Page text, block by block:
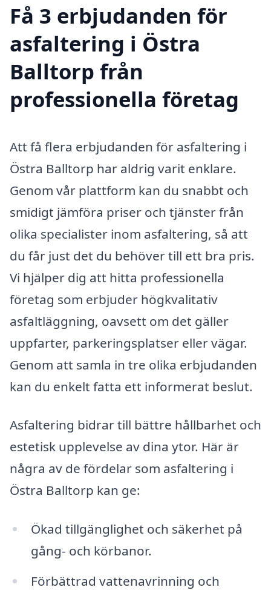
Få 3 erbjudanden för
asfaltering i Östra
Balltorp från
professionella företag
Att få flera erbjudanden för asfaltering i
Östra Balltorp har aldrig varit enklare.
Genom vår plattform kan du snabbt och
smidigt jämföra priser och tjänster från
olika specialister inom asfaltering, så att
du får just det du behöver till ett bra pris.
Vi hjälper dig att hitta professionella
företag som erbjuder högkvalitativ
asfaltläggning, oavsett om det gäller
uppfarter, parkeringsplatser eller vägar.
Genom att samla in tre olika erbjudanden
kan du enkelt fatta ett informerat beslut.
Asfaltering bidrar till bättre hållbarhet och
estetisk upplevelse av dina ytor. Här är
några av de fördelar som asfaltering i
Östra Balltorp kan ge:
Ökad tillgänglighet och säkerhet på
gång- och körbanor.
Förbättrad vattenavrinning och